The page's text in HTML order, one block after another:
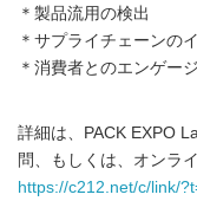
＊製品流用の検出
＊サプライチェーンの
＊消費者とのエンゲー
詳細は、PACK EXPO
問、もしくは、オンラ
https://c212.net/c/link/